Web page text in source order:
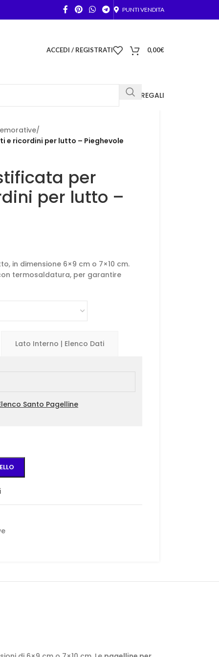
PUNTI VENDITA
ACCEDI / REGISTRATI 0,00€
FOTO REGALI
/
e ricordini per lutto – Pieghevole
per
per lutto –
in dimensione 6×9 cm o 7×10 cm.
termosaldatura, per garantire
Lato Interno | Elenco Dati
Santo Pagelline